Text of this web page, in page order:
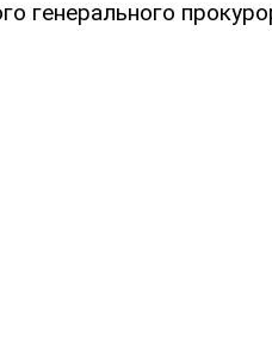
генерального